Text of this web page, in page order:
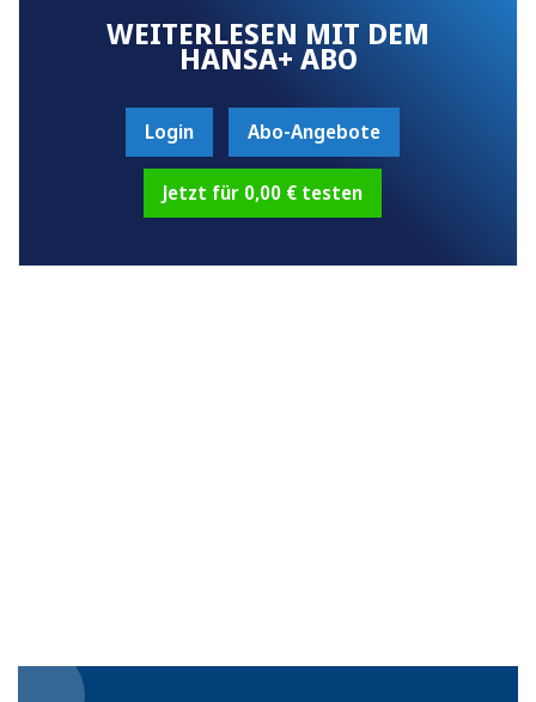
WEITERLESEN MIT DEM
HANSA+ ABO
Login Abo-Angebote
Jetzt für 0,00 € testen